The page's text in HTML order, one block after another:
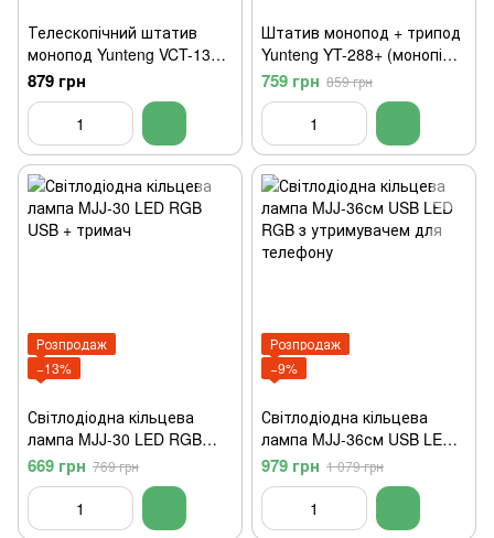
Телескопічний штатив
монопод Yunteng VCT-1388
Селфи палиця для камери
телефону (Чорний)
879 грн
Штатив монопод + трипод
Yunteng YT-288+ (монопід
Yunteng YT-1288 + трипод
Yunteng YT-288)
759 грн 859 грн
Розпродаж
−13%
Світлодіодна кільцева
лампа MJJ-30 LED RGB
USB + тримач
669 грн 769 грн
Розпродаж
−9%
Світлодіодна кільцева
лампа MJJ-36см USB LED
RGB з утримувачем для
телефону
979 грн 1 079 грн